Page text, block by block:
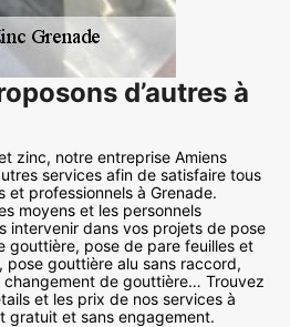
d’autres à
zinc, notre entreprise Amiens
services afin de satisfaire tous
et professionnels à Grenade.
moyens et les personnels
intervenir dans vos projets de pose
gouttière, pose de pare feuilles et
gouttière alu sans raccord,
de gouttière… Trouvez
et les prix de nos services à
gratuit et sans engagement.